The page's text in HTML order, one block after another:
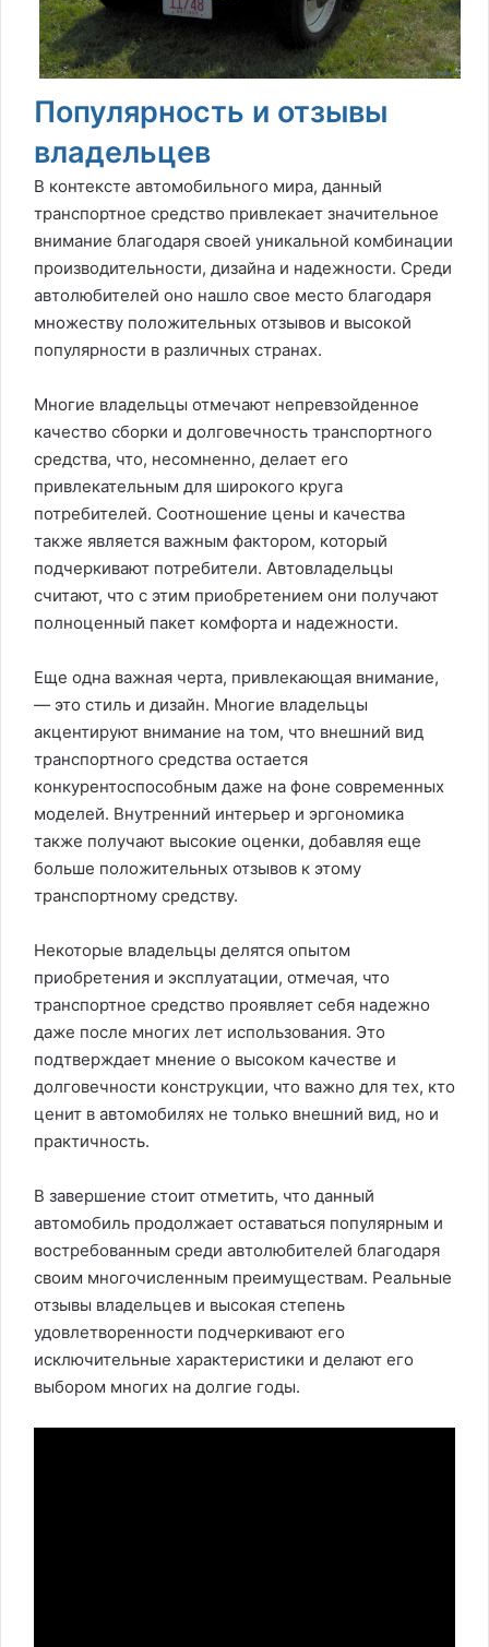
Популярность и отзывы
владельцев
В контексте автомобильного мира, данный
транспортное средство привлекает значительное
внимание благодаря своей уникальной комбинации
производительности, дизайна и надежности. Среди
автолюбителей оно нашло свое место благодаря
множеству положительных отзывов и высокой
популярности в различных странах.
Многие владельцы отмечают непревзойденное
качество сборки и долговечность транспортного
средства, что, несомненно, делает его
привлекательным для широкого круга
потребителей. Соотношение цены и качества
также является важным фактором, который
подчеркивают потребители. Автовладельцы
считают, что с этим приобретением они получают
полноценный пакет комфорта и надежности.
Еще одна важная черта, привлекающая внимание,
— это стиль и дизайн. Многие владельцы
акцентируют внимание на том, что внешний вид
транспортного средства остается
конкурентоспособным даже на фоне современных
моделей. Внутренний интерьер и эргономика
также получают высокие оценки, добавляя еще
больше положительных отзывов к этому
транспортному средству.
Некоторые владельцы делятся опытом
приобретения и эксплуатации, отмечая, что
транспортное средство проявляет себя надежно
даже после многих лет использования. Это
подтверждает мнение о высоком качестве и
долговечности конструкции, что важно для тех, кто
ценит в автомобилях не только внешний вид, но и
практичность.
В завершение стоит отметить, что данный
автомобиль продолжает оставаться популярным и
востребованным среди автолюбителей благодаря
своим многочисленным преимуществам. Реальные
отзывы владельцев и высокая степень
удовлетворенности подчеркивают его
исключительные характеристики и делают его
выбором многих на долгие годы.